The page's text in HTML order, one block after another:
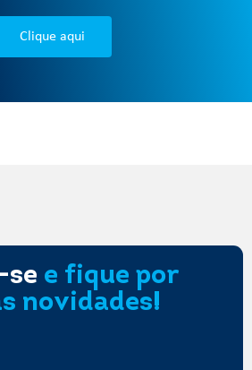
Clique aqui
se e fique por
novidades!